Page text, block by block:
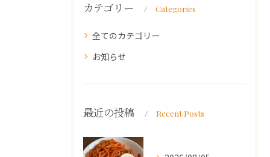
カテゴリー Categories
全てのカテゴリー
お知らせ
最近の投稿 Recent Posts